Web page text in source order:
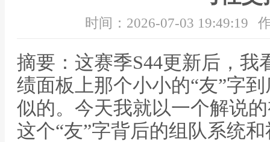
时间：2026-07-03 19:49:19
摘要：这赛季S44更新后，
绩面板上那个小小的“友”字
似的。今天我就以一个解说
这个“友”字背后的组队系统